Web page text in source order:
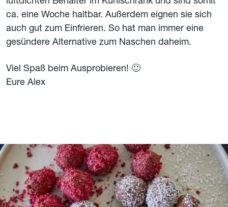
ca. eine Woche haltbar. Außerdem eignen sie sich
auch gut zum Einfrieren. So hat man immer eine
gesündere Alternative zum Naschen daheim.
Viel Spaß beim Ausprobieren! 🙂
Eure Alex